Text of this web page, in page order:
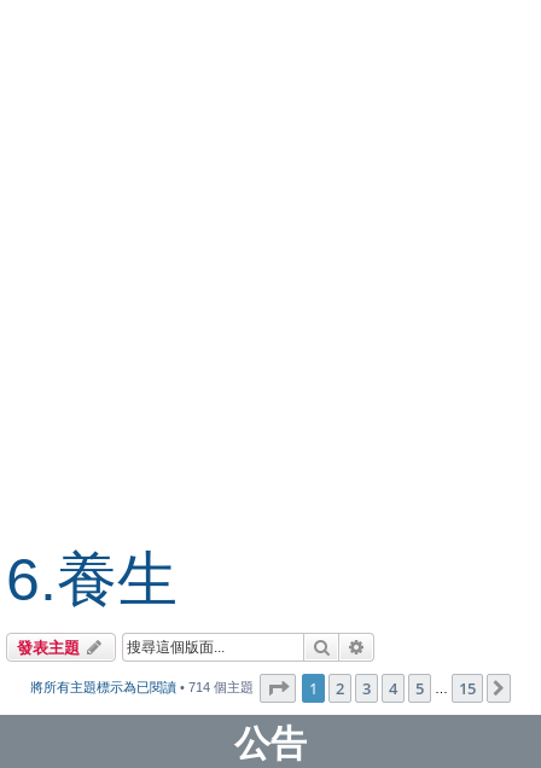
6.養生
發表主題 搜尋
將所有主題標示為已閱讀 • 714 個主題 1 頁 (共15 頁)
1 2 3 4 5 15
公告